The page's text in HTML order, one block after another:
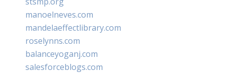
manoelneves.com
mandelaeffectlibrary.com
roselynns.com
balanceyoganj.com
salesforceblogs.com